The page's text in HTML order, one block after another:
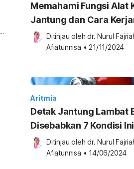
Memahami Fungsi Alat
Jantung dan Cara
Ditinjau oleh dr. Nurul
Afiatunnisa • 21/11/2024
Aritmia
Detak Jantung Lambat
Disebabkan 7 Kondisi Ini
Ditinjau oleh dr. Nurul
Afiatunnisa • 14/06/2024